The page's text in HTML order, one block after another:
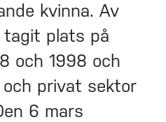
kvinna. Av
tagit plats på
och 1998 och
privat sektor
6 mars